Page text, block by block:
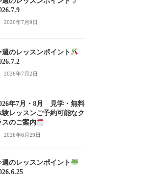
2026年7月9日
週のレッスンポイント
2026年7月2日
年7月・8月 見学・無料
験レッスンご予約可能なク
スのご案内
2026年6月29日
週のレッスンポイント